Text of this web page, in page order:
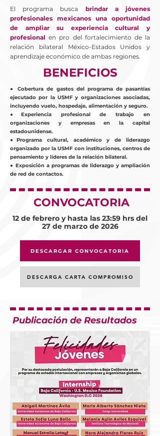
El programa busca brindar a jóvenes
profesionales mexicanos una oportunidad
de ampliar su experiencia cultural y
profesional en pro del fortalecimiento de la
relación bilateral México-Estados Unidos y
aprendizaje económico de ambas regiones.
BENEFICIOS
● Cobertura de gastos del programa de pasantías
ejecutado por la USMF y organizaciones asociadas,
incluyendo vuelo, hospedaje, alimentación y seguro.
●Experiencia profesional de trabajo en
organizaciones y empresas en la capital
estadounidense.
●Programa cultural, académico y de liderazgo
organizado por la USMF con instituciones, centros de
pensamiento y líderes de la relación bilateral.
● Exposición a programas de liderazgo y ampliación
de red de contactos.
CONVOCATORIA
12 de febrero y hasta las 23:59 hrs del
27 de marzo de 2026
DESCARGAR CONVOCATORIA
DESCARGA CARTA COMPROMISO
Publicación de Resultados